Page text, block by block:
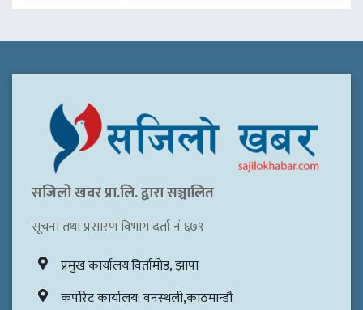
सजिलो खवर प्रा.लि. द्वारा सञ्चालित
सूचना तथा प्रसारण विभाग दर्ता नं ६७९
प्रमुख कार्यालय:विर्तामोड, झापा
कर्पोरेट कार्यालय: वनस्थली,काठमान्डौ